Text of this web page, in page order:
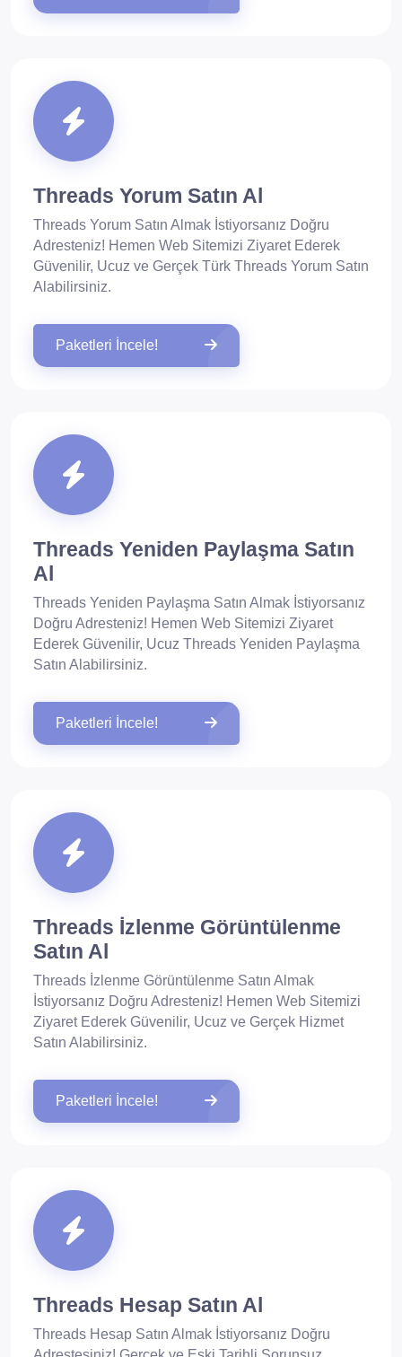
Threads Yorum Satın Al
Threads Yorum Satın Almak İstiyorsanız Doğru
Adresteniz! Hemen Web Sitemizi Ziyaret Ederek
Güvenilir, Ucuz ve Gerçek Türk Threads Yorum Satın
Alabilirsiniz.
Paketleri İncele!
Threads Yeniden Paylaşma Satın
Al
Threads Yeniden Paylaşma Satın Almak İstiyorsanız
Doğru Adresteniz! Hemen Web Sitemizi Ziyaret
Ederek Güvenilir, Ucuz Threads Yeniden Paylaşma
Satın Alabilirsiniz.
Paketleri İncele!
Threads İzlenme Görüntülenme
Satın Al
Threads İzlenme Görüntülenme Satın Almak
İstiyorsanız Doğru Adresteniz! Hemen Web Sitemizi
Ziyaret Ederek Güvenilir, Ucuz ve Gerçek Hizmet
Satın Alabilirsiniz.
Paketleri İncele!
Threads Hesap Satın Al
Threads Hesap Satın Almak İstiyorsanız Doğru